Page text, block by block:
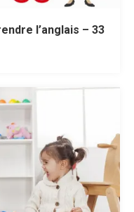
l’anglais – 33